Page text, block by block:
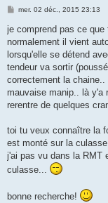
M
s
a
e
mer. 02 déc., 2015 23:13
je comprend pas ce que
normalement il vient
lorsqu'elle se détend
tendeur va sortir
correctement la
mauvaise manip.. là y'a
rerentre de quelques
toi tu veux connaître la
est monté sur la
j'ai pas vu dans la RMT
culasse...
bonne recherche!